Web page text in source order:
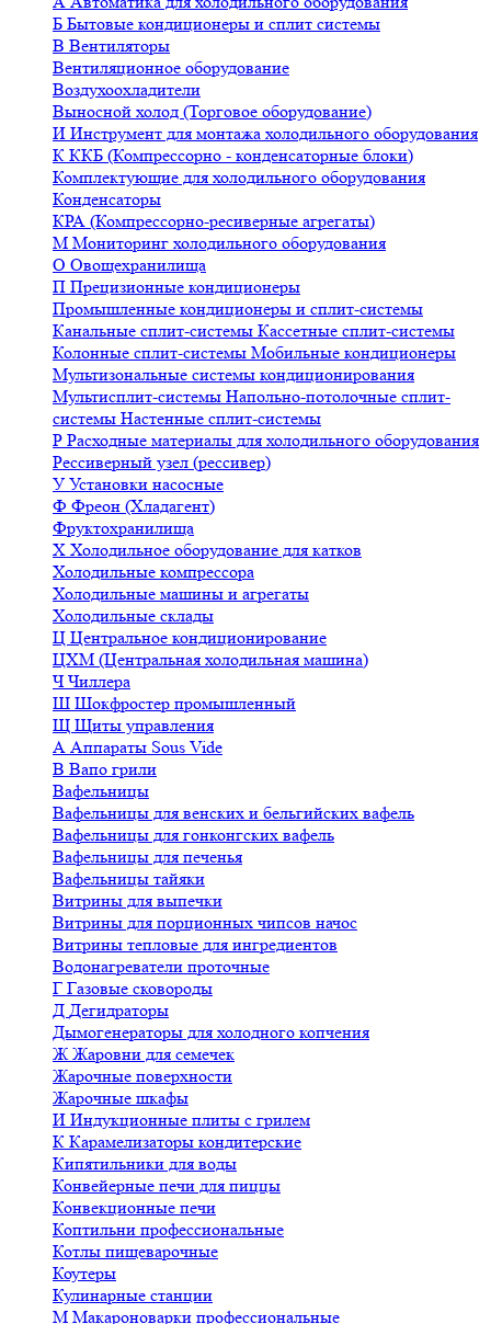
Б Бытовые кондиционеры и сплит системы
В Вентиляторы
Вентиляционное оборудование
Воздухоохладители
Выносной холод (Торговое оборудование)
И Инструмент для монтажа холодильного оборудования
К ККБ (Компрессорно - конденсаторные блоки)
Комплектующие для холодильного оборудования
Конденсаторы
КРА (Компрессорно-ресиверные агрегаты)
М Мониторинг холодильного оборудования
О Овощехранилища
П Прецизионные кондиционеры
Промышленные кондиционеры и сплит-системы
Канальные сплит-системы Кассетные сплит-системы
Колонные сплит-системы Мобильные кондиционеры
Мультизональные системы кондиционирования
Мультисплит-системы Напольно-потолочные сплит-
системы Настенные сплит-системы
Р Расходные материалы для холодильного оборудования
Рессиверный узел (рессивер)
У Установки насосные
Ф Фреон (Хладагент)
Фруктохранилища
Х Холодильное оборудование для катков
Холодильные компрессора
Холодильные машины и агрегаты
Холодильные склады
Ц Центральное кондиционирование
ЦХМ (Центральная холодильная машина)
ЧЧиллера
Ш Шокфростер промышленный
Щ Щиты управления
А Аппараты Sous Vide
В Вапо грили
Вафельницы
Вафельницы для венских и бельгийских вафель
Вафельницы для гонконгских вафель
Вафельницы для печенья
Вафельницы тайяки
Витрины для выпечки
Витрины для порционных чипсов начос
Витрины тепловые для ингредиентов
Водонагреватели проточные
Г Газовые сковороды
Д Дегидраторы
Дымогенераторы для холодного копчения
ЖЖаровни для семечек
Жарочные поверхности
Жарочные шкафы
И Индукционные плиты с грилем
К Карамелизаторы кондитерские
Кипятильники для воды
Конвейерные печи для пиццы
Конвекционные печи
Коптильни профессиональные
Котлы пищеварочные
Коутеры
Кулинарные станции
М Макароноварки профессиональные